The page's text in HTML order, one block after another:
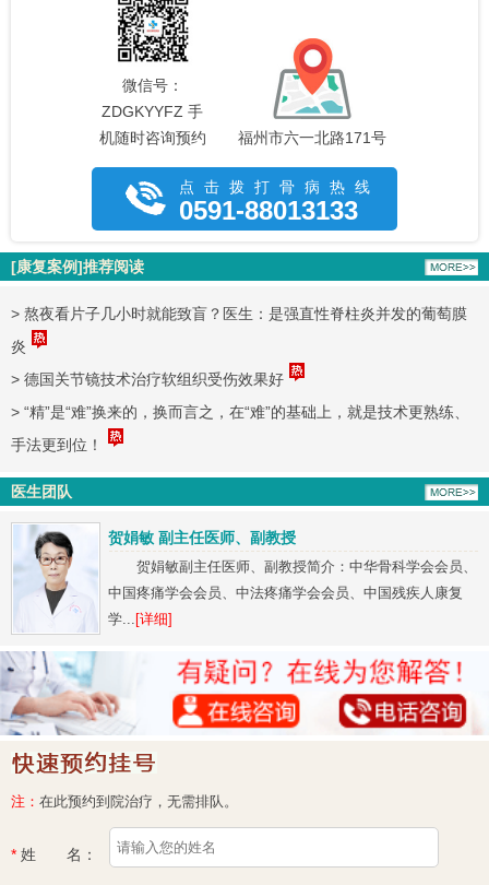
微信号：
ZDGKYYFZ 手
机随时咨询预约
福州市六一北路171号
点击拨打骨病热线
0591-88013133
[康复案例]推荐阅读
> 熬夜看片子几小时就能致盲？医生：是强直性脊柱炎并发的葡萄膜
炎
> 德国关节镜技术治疗软组织受伤效果好
> “精”是“难”换来的，换而言之，在“难”的基础上，就是技术更熟练、
手法更到位！
医生团队
贺娟敏 副主任医师、副教授
贺娟敏副主任医师、副教授简介：中华骨科学会会员、
中国疼痛学会会员、中法疼痛学会会员、中国残疾人康复
学... [详细]
注： 在此预约到院治疗，无需排队。
* 姓 名：